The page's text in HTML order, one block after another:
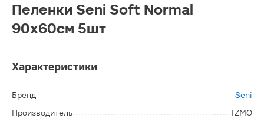
Пеленки Seni Soft Normal
90х60см 5шт
Характеристики
Бренд
Seni
Производитель
TZMO